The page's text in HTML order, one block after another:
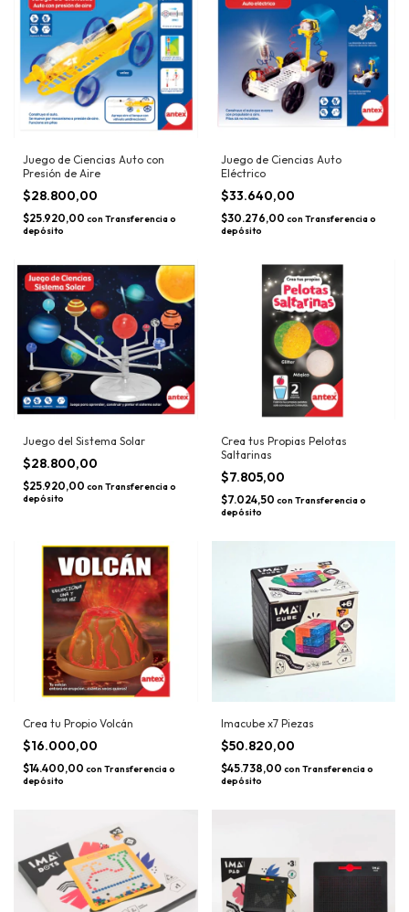
Juego de Ciencias Auto con
Presión de Aire
$28.800,00
$25.920,00 con Transferencia o
depósito
Juego de Ciencias Auto
Eléctrico
$33.640,00
$30.276,00 con Transferencia o
depósito
Juego del Sistema Solar
$28.800,00
$25.920,00 con Transferencia o
depósito
Crea tus Propias Pelotas
Saltarinas
$7.805,00
$7.024,50 con Transferencia o
depósito
Crea tu Propio Volcán
$16.000,00
$14.400,00 con Transferencia o
depósito
Imacube x7 Piezas
$50.820,00
$45.738,00 con Transferencia o
depósito